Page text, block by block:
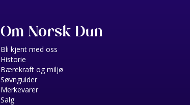
Om Norsk Dun
Bli kjent med oss
Historie
Bærekraft og miljø
Søvnguider
Merkevarer
Salg